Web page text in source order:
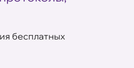
бесплатных